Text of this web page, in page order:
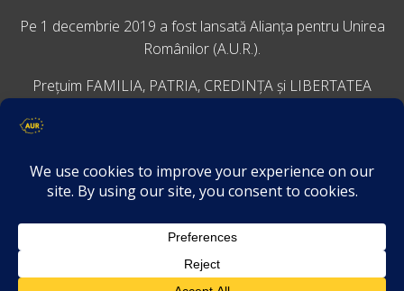
Pe 1 decembrie 2019 a fost lansatăAlianța pentru Unirea
Românilor (A.U.R.).
Prețuim FAMILIA, PATRIA, CREDINȚA și LIBERTATEA
VINO ALĂTURI DE NOI
Descarcă aplicația Platforma AUR
Termeni și condiții de confidențialitate
GDPR